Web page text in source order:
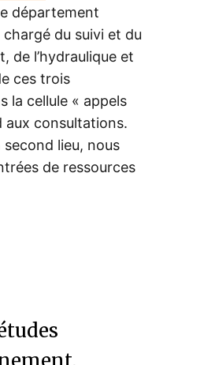
département
du suivi et du
de l’hydraulique et
ces trois
la cellule « appels
aux consultations.
second lieu, nous
de ressources